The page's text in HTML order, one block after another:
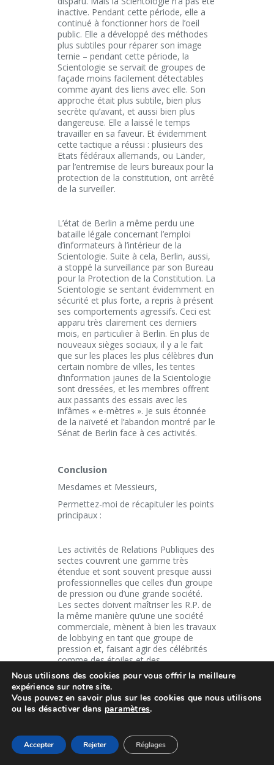
inactive. Pendant cette période, elle a
continué à fonctionner hors de l’oeil
public. Elle a développé des méthodes
plus subtiles pour réparer son image
ternie – pendant cette période, la
Scientologie se servait de groupes de
façade moins facilement détectables
comme ayant des liens avec elle. Son
approche était plus subtile, bien plus
secrète qu’avant, et aussi bien plus
dangereuse. Elle a laissé le temps
travailler en sa faveur. Et évidemment
cette tactique a réussi : plusieurs des
Etats fédéraux allemands, ou Länder,
par l’entremise de leurs bureaux pour la
protection de la constitution, ont arrêté
de la surveiller.
L’état de Berlin a même perdu une
bataille légale concernant l’emploi
d’informateurs à l’intérieur de la
Scientologie. Suite à cela, Berlin, aussi,
a stoppé la surveillance par son Bureau
pour la Protection de la Constitution. La
Scientologie se sentant évidemment en
sécurité et plus forte, a repris à présent
ses comportements agressifs. Ceci est
apparu très clairement ces derniers
mois, en particulier à Berlin. En plus de
nouveaux sièges sociaux, il y a le fait
que sur les places les plus célèbres d’un
certain nombre de villes, les tentes
d’information jaunes de la Scientologie
sont dressées, et les membres offrent
aux passants des essais avec les
infâmes « e-mètres ». Je suis étonnée
de la naïveté et l’abandon montré par le
Sénat de Berlin face à ces activités.
Conclusion
Mesdames et Messieurs,
Permettez-moi de récapituler les points
principaux :
Les activités de Relations Publiques des
sectes couvrent une gamme très
étendue et sont souvent presque aussi
professionnelles que celles d’un groupe
de pression ou d’une grande société.
Les sectes doivent maîtriser les R.P. de
la même manière qu’une une société
commerciale, mènent à bien les travaux
de lobbying en tant que groupe de
pression et, faisant agir des célébrités
comme des étoiles et des
présentateurs de la TV, elles cherchent
constamment – de la façon subtile que
j’ai décrite ci-dessus – d’améliorer leur
image
La Scientologie utilise les instruments
de Relations Publiques de manière
Nous utilisons des cookies pour vous offrir la meilleure
expérience sur notre site.
Vous pouvez en savoir plus sur les cookies que nous utilisons
ou les désactiver dans paramètres.
Accepter Rejeter Réglages